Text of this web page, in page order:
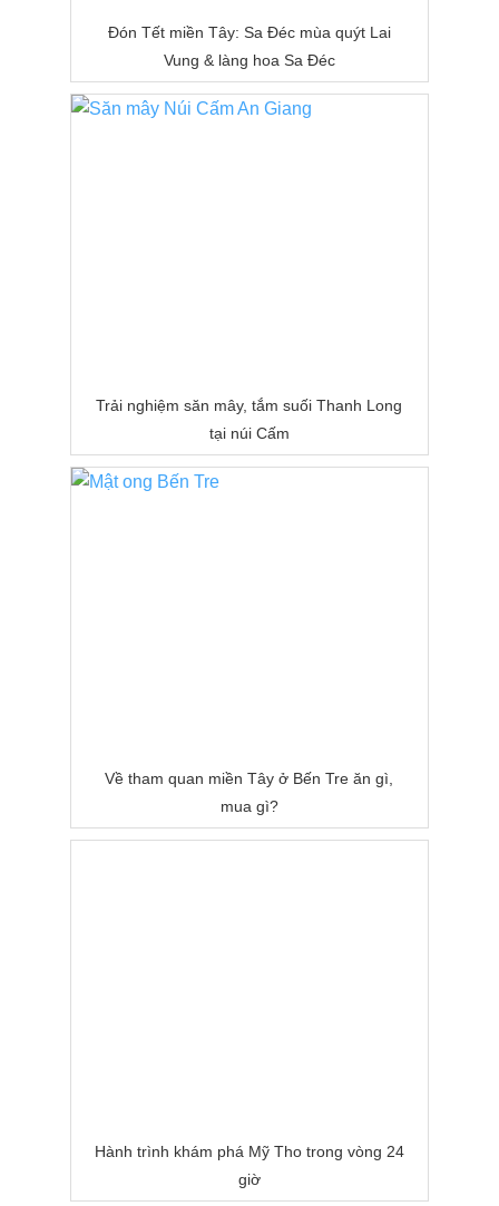
Đón Tết miền Tây: Sa Đéc mùa quýt Lai
Vung & làng hoa Sa Đéc
Trải nghiệm săn mây, tắm suối Thanh Long
tại núi Cấm
Về tham quan miền Tây ở Bến Tre ăn gì,
mua gì?
Hành trình khám phá Mỹ Tho trong vòng 24
giờ